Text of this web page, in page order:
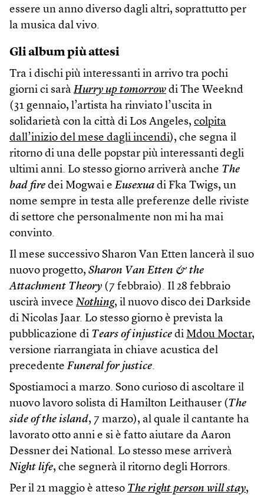
essere un anno diverso dagli altri, soprattutto per
la musica dal vivo.
Gli album più attesi
Tra i dischi più interessanti in arrivo tra pochi
giorni ci sarà Hurry up tomorrow di The Weeknd
(31 gennaio, l’artista ha rinviato l’uscita in
solidarietà con la città di Los Angeles, colpita
dall’inizio del mese dagli incendi), che segna il
ritorno di una delle popstar più interessanti degli
ultimi anni. Lo stesso giorno arriverà anche The
bad fire dei Mogwai e Eusexua di Fka Twigs, un
nome sempre in testa alle preferenze delle riviste
di settore che personalmente non mi ha mai
convinto.
Il mese successivo Sharon Van Etten lancerà il suo
nuovo progetto, Sharon Van Etten & the
Attachment Theory (7 febbraio). Il 28 febbraio
uscirà invece Nothing, il nuovo disco dei Darkside
di Nicolas Jaar. Lo stesso giorno è prevista la
pubblicazione di Tears of injustice di Mdou Moctar,
versione riarrangiata in chiave acustica del
precedente Funeral for justice.
Spostiamoci a marzo. Sono curioso di ascoltare il
nuovo lavoro solista di Hamilton Leithauser (The
side of the island, 7 marzo), al quale il cantante ha
lavorato otto anni e si è fatto aiutare da Aaron
Dessner dei National. Lo stesso mese arriverà
Night life, che segnerà il ritorno degli Horrors.
Per il 21 maggio è atteso The right person will stay,